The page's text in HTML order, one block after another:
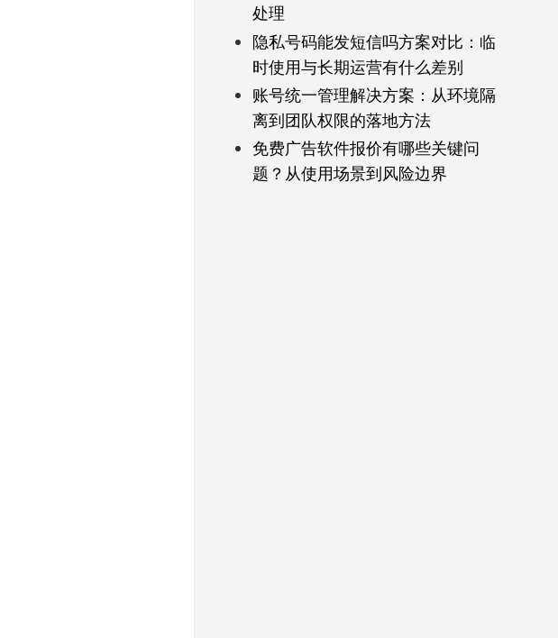
处理
隐私号码能发短信吗方案对比：临
时使用与长期运营有什么差别
账号统一管理解决方案：从环境隔
离到团队权限的落地方法
免费广告软件报价有哪些关键问
题？从使用场景到风险边界